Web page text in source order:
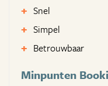
Snel
Simpel
Betrouwbaar
Minpunten